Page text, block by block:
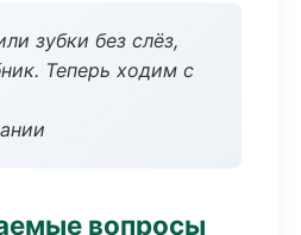
зубки без слёз,
Теперь ходим с
вопросы